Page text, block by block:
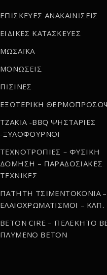
ΕΠΙΣΚΕΥΕΣ ΑΝΑΚΑΙΝΙΣΕΙΣ
ΕΙΔΙΚΕΣ ΚΑΤΑΣΚΕΥΕΣ
ΜΩΣΑΪΚΑ
ΜΟΝΩΣΕΙΣ
ΠΙΣΙΝΕΣ
ΕΞΩΤΕΡΙΚΗ
ΤΖΑΚΙΑ -BBQ ΨΗΣΤΑΡΙΕΣ
-ΞΥΛΟΦΟΥΡΝΟΙ
ΤΕΧΝΟΤΡΟΠΙΕΣ – ΦΥΣΙΚΗ
ΔΟΜΗΣΗ – ΠΑΡΑΔΟΣΙΑΚΕΣ
ΤΕΧΝΙΚΕΣ
ΠΑΤΗΤΗ ΤΣΙΜΕΝΤΟΚΟΝΙΑ –
ΕΛΑΙΟΧΡΩΜΑΤΙΣΜΟΙ – ΚΛΠ.
BETON CIRE – ΠΕΛΕΚΗΤΟ
ΠΛΥΜΕΝΟ BETON